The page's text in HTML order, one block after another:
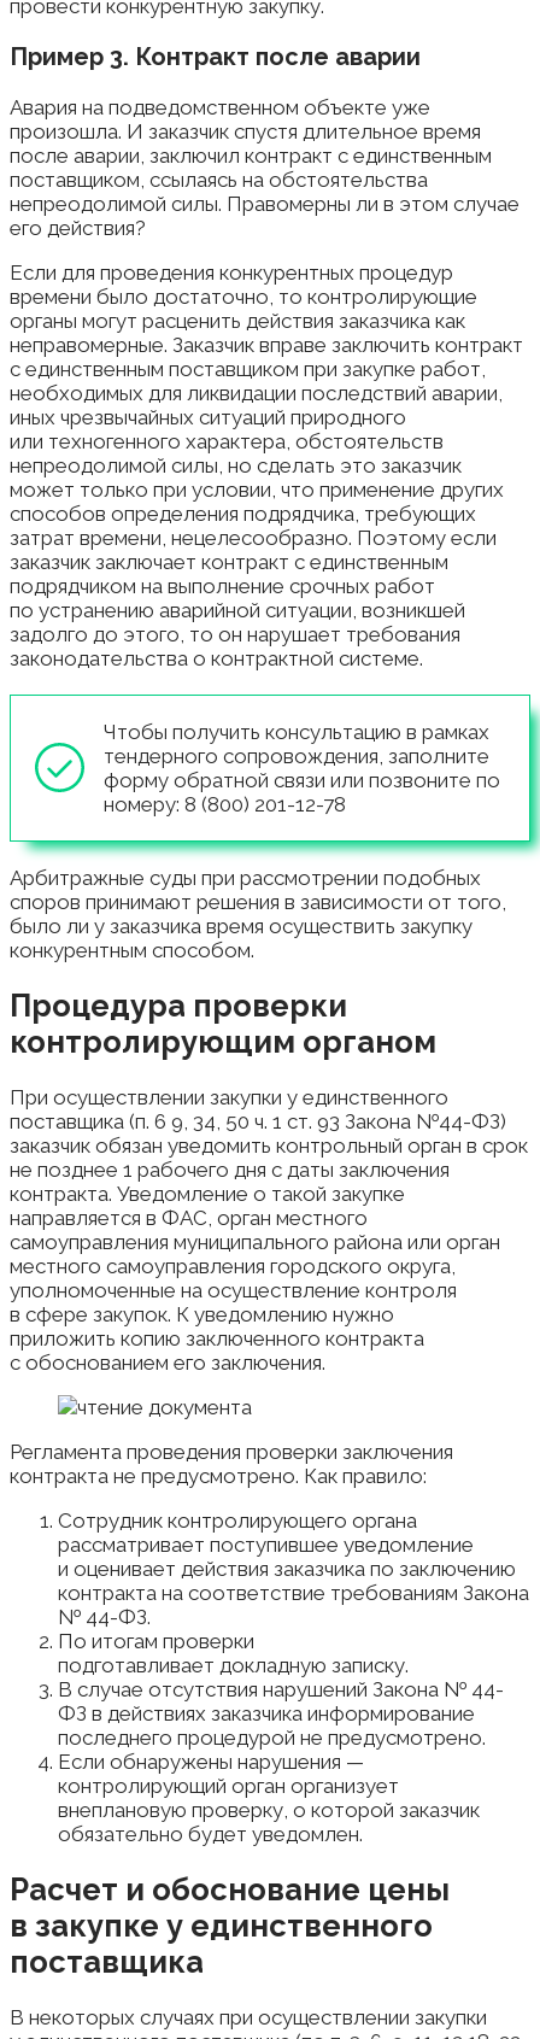
провести конкурентную закупку.
Пример 3. Контракт после аварии
Авария на подведомственном объекте уже
произошла. И заказчик спустя длительное время
после аварии, заключил контракт с единственным
поставщиком, ссылаясь на обстоятельства
непреодолимой силы. Правомерны ли в этом случае
его действия?
Если для проведения конкурентных процедур
времени было достаточно, то контролирующие
органы могут расценить действия заказчика как
неправомерные. Заказчик вправе заключить контракт
с единственным поставщиком при закупке работ,
необходимых для ликвидации последствий аварии,
иных чрезвычайных ситуаций природного
или техногенного характера, обстоятельств
непреодолимой силы, но сделать это заказчик
может только при условии, что применение других
способов определения подрядчика, требующих
затрат времени, нецелесообразно. Поэтому если
заказчик заключает контракт с единственным
подрядчиком на выполнение срочных работ
по устранению аварийной ситуации, возникшей
задолго до этого, то он нарушает требования
законодательства о контрактной системе.
Чтобы получить консультацию в рамках
тендерного сопровождения, заполните
форму обратной связи или позвоните по
номеру: 8 (800) 201-12-78
Арбитражные суды при рассмотрении подобных
споров принимают решения в зависимости от того,
было ли у заказчика время осуществить закупку
конкурентным способом.
Процедура проверки
контролирующим органом
При осуществлении закупки у единственного
поставщика (п. 6 9, 34, 50 ч. 1 ст. 93 Закона №44-ФЗ)
заказчик обязан уведомить контрольный орган в срок
не позднее 1 рабочего дня с даты заключения
контракта. Уведомление о такой закупке
направляется в ФАС, орган местного
самоуправления муниципального района или орган
местного самоуправления городского округа,
уполномоченные на осуществление контроля
в сфере закупок. К уведомлению нужно
приложить копию заключенного контракта
с обоснованием его заключения.
Регламента проведения проверки заключения
контракта не предусмотрено. Как правило:
Сотрудник контролирующего органа
рассматривает поступившее уведомление
и оценивает действия заказчика по заключению
контракта на соответствие требованиям Закона
№ 44-ФЗ.
По итогам проверки
подготавливает докладную записку.
В случае отсутствия нарушений Закона № 44-
ФЗ в действиях заказчика информирование
последнего процедурой не предусмотрено.
Если обнаружены нарушения —
контролирующий орган организует
внеплановую проверку, о которой заказчик
обязательно будет уведомлен.
Расчет и обоснование цены
в закупке у единственного
поставщика
В некоторых случаях при осуществлении закупки